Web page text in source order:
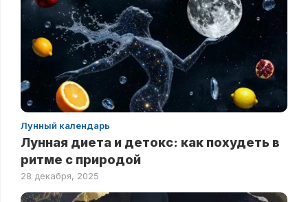
Лунный календарь
Лунная диета и детокс: как похудеть в
ритме с природой
28 декабря, 2025